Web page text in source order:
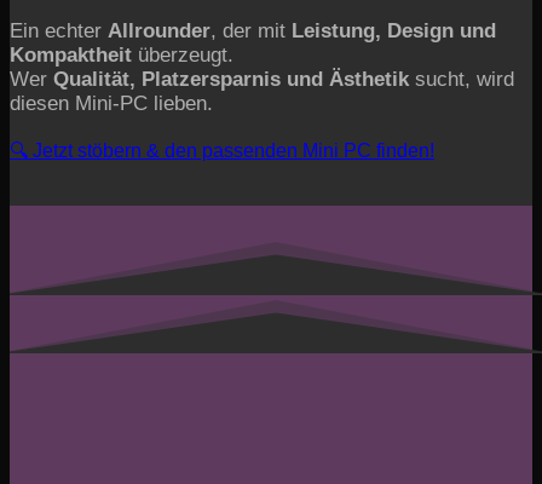
Ein echter Allrounder, der mit Leistung, Design und
Kompaktheit überzeugt.
Wer Qualität, Platzersparnis und Ästhetik sucht, wird
diesen Mini-PC lieben.
🔍 Jetzt stöbern & den passenden Mini PC finden!